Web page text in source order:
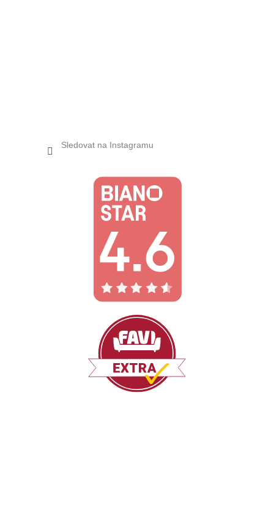
Sledovat na Instagramu